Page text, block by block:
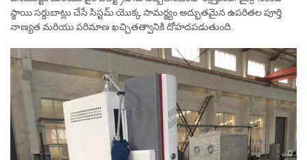
స్థాయి సర్దుబాట్లు చేసే సిస్టమ్ యొక్క సామర్థ్యం అద్భుతమైన ఉపరితల పూర్తి
నాణ్యత మరియు పరిమాణ ఖచ్చితత్వానికి దోహదపడుతుంది.